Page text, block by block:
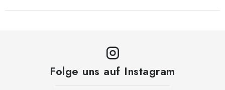
Folge uns auf Instagram